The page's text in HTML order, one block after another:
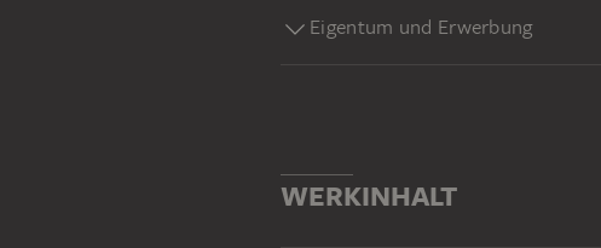
Eigentum und Erwerbung
WERKINHALT